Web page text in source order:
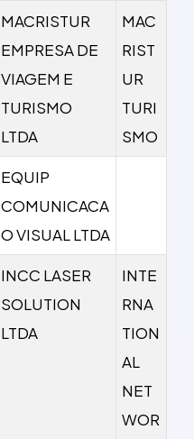
MACRISTUR
EMPRESA DE
VIAGEM E
TURISMO
LTDA
MAC
RIST
UR
TURI
SMO
EQUIP
COMUNICACA
O VISUAL LTDA
INCC LASER
SOLUTION
LTDA
INTE
RNA
TION
AL
NET
WOR